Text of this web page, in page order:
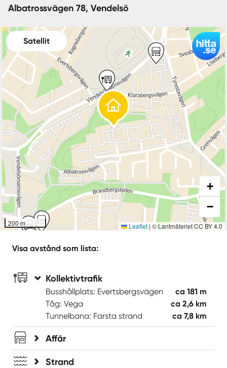
Albatrossvägen 78, Vendelsö
Satellit
200 m
+
−
Leaflet | © Lantmäteriet CC BY 4.0
Visa avstånd som lista:
Kollektivtrafik
Busshållplats: Evertsbergsvägen
ca 181 m
Tåg: Vega
ca 2,6 km
Tunnelbana: Farsta strand
ca 7,8 km
Affär
Strand